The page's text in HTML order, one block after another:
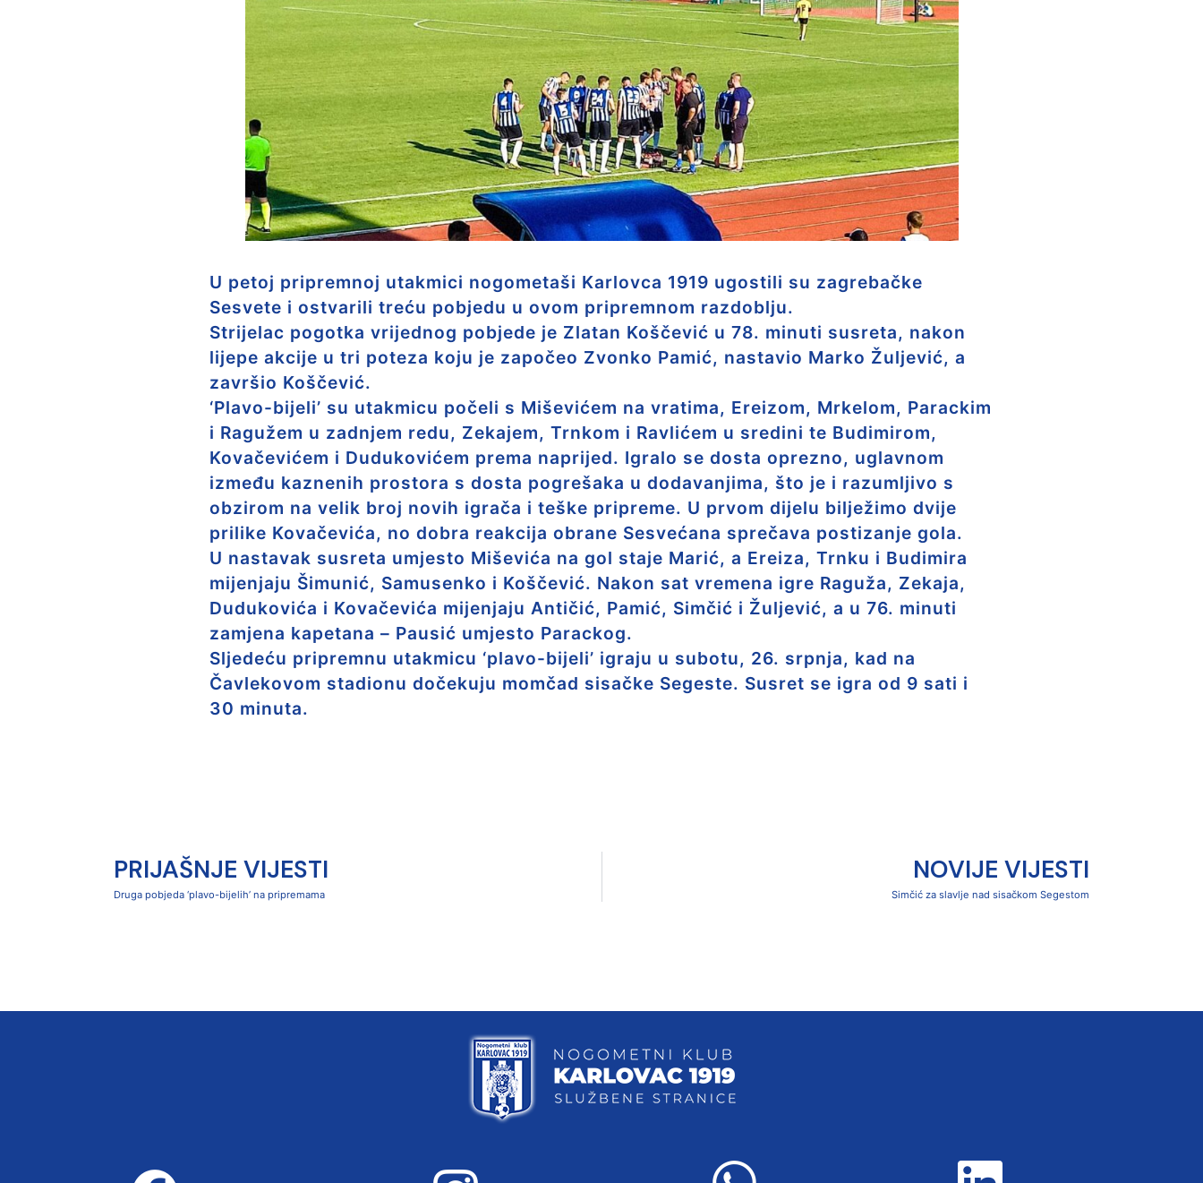
U petoj pripremnoj utakmici nogometaši Karlovca 1919 ugostili su zagrebačke
Sesvete i ostvarili treću pobjedu u ovom pripremnom razdoblju.
Strijelac pogotka vrijednog pobjede je Zlatan Koščević u 78. minuti susreta, nakon
lijepe akcije u tri poteza koju je započeo Zvonko Pamić, nastavio Marko Žuljević, a
završio Koščević.
‘Plavo-bijeli’ su utakmicu počeli s Miševićem na vratima, Ereizom, Mrkelom, Parackim
i Ragužem u zadnjem redu, Zekajem, Trnkom i Ravlićem u sredini te Budimirom,
Kovačevićem i Dudukovićem prema naprijed. Igralo se dosta oprezno, uglavnom
između kaznenih prostora s dosta pogrešaka u dodavanjima, što je i razumljivo s
obzirom na velik broj novih igrača i teške pripreme. U prvom dijelu bilježimo dvije
prilike Kovačevića, no dobra reakcija obrane Sesvećana sprečava postizanje gola.
U nastavak susreta umjesto Miševića na gol staje Marić, a Ereiza, Trnku i Budimira
mijenjaju Šimunić, Samusenko i Koščević. Nakon sat vremena igre Raguža, Zekaja,
Dudukovića i Kovačevića mijenjaju Antičić, Pamić, Simčić i Žuljević, a u 76. minuti
zamjena kapetana – Pausić umjesto Parackog.
Sljedeću pripremnu utakmicu ‘plavo-bijeli’ igraju u subotu, 26. srpnja, kad na
Čavlekovom stadionu dočekuju momčad sisačke Segeste. Susret se igra od 9 sati i
30 minuta.
PRIJAŠNJE VIJESTI
Druga pobjeda ‘plavo-bijelih’ na pripremama
NOVIJE VIJESTI
Simčić za slavlje nad sisačkom Segestom